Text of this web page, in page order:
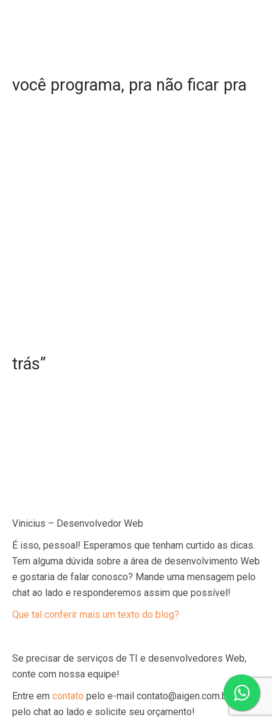
você programa, pra não ficar pra
trás”
Vinicius – Desenvolvedor Web
É isso, pessoal! Esperamos que tenham curtido as dicas.
Tem alguma dúvida sobre a área de desenvolvimento Web
e gostaria de falar conosco? Mande uma mensagem pelo
chat ao lado e responderemos assim que possível!
Que tal conferir mais um texto do blog?
Se precisar de serviços de TI e desenvolvedores Web,
conte com nossa equipe!
Entre em contato pelo e-mail contato@aigen.com.br ou
pelo chat ao lado e solicite seu orçamento!